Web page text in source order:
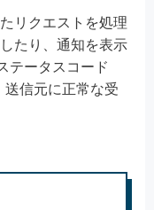
リクエストを処理
たり、通知を表示
テータスコード
送信元に正常な受